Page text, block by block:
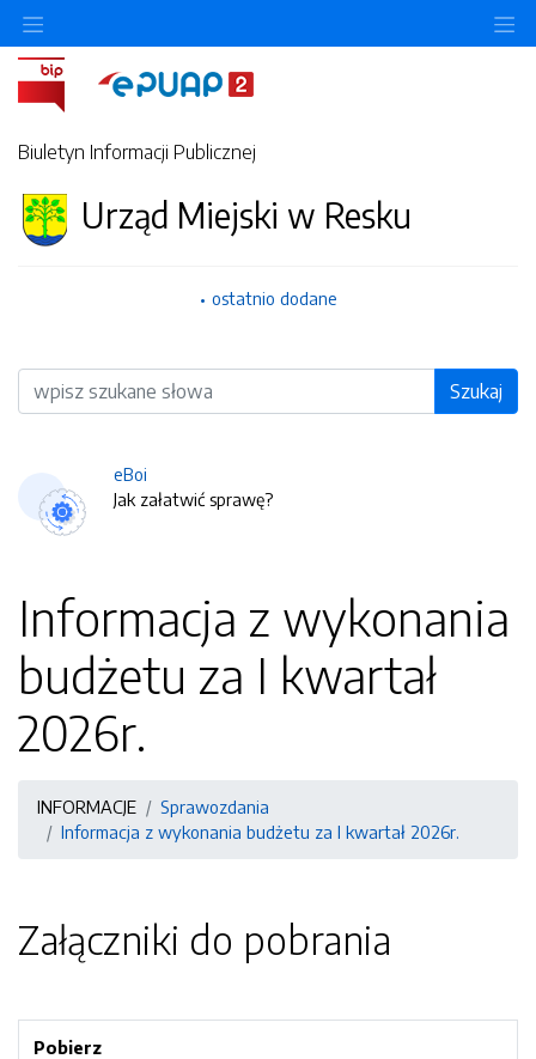
Biuletyn Informacji Publicznej
Urząd Miejski w Resku
ostatnio dodane
Wyszukiwarka Szukaj
eBoi
Jak załatwić sprawę?
Informacja z wykonania
budżetu za I kwartał
2026r.
INFORMACJE
Sprawozdania
Informacja z wykonania budżetu za I kwartał 2026r.
Załączniki do pobrania
Pobierz